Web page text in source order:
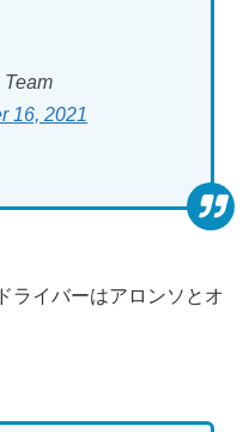
16, 2021
ライバーはアロンソとオ